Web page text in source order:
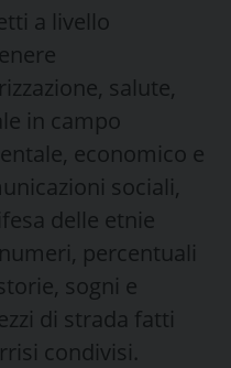
a livello
salute,
in campo
economico e
sociali,
delle etnie
percentuali
sogni e
di strada fatti
condivisi.